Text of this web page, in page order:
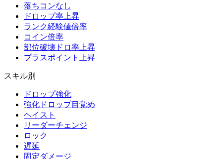
落ちコンなし
ドロップ率上昇
ランク経験値倍率
コイン倍率
部位破壊ドロ率上昇
プラスポイント上昇
スキル別
ドロップ強化
強化ドロップ目覚め
ヘイスト
リーダーチェンジ
ロック
遅延
固定ダメージ